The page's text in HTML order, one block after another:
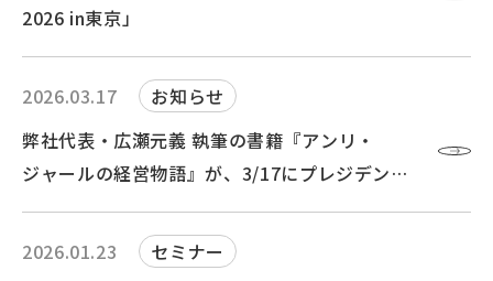
2026 in東京」
2026.03.17
お知らせ
弊社代表・広瀬元義 執筆の書籍『アンリ・
ジャールの経営物語』が、3/17にプレジデント
社より発売されました！
2026.01.23
セミナー